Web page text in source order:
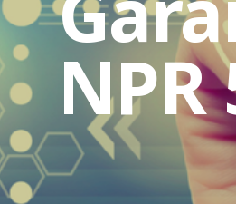
NPR